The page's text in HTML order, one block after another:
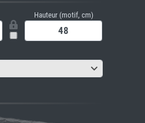
Hauteur (motif, cm)